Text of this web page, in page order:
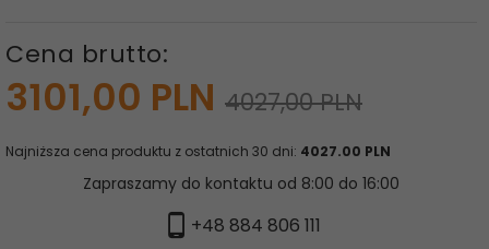
Cena brutto:
3101,00 PLN 4027,00 PLN
Najniższa cena produktu z ostatnich 30 dni: 4027.00 PLN
Zapraszamy do kontaktu od 8:00 do 16:00
+48 884 806 111